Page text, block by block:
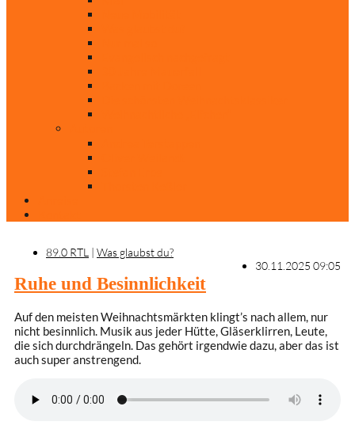
89.0 RTL | Was glaubst du?
30.11.2025 09:05
Ruhe und Besinnlichkeit
Auf den meisten Weihnachtsmärkten klingt’s nach allem, nur
nicht besinnlich. Musik aus jeder Hütte, Gläserklirren, Leute,
die sich durchdrängeln. Das gehört irgendwie dazu, aber das ist
auch super anstrengend.